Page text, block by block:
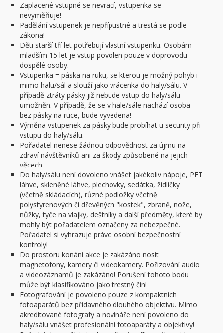
Zaplacené vstupné se nevrací, vstupenka se
nevyměňuje!
Padělání vstupenek je nepřípustné a trestá se podle
zákona!
Děti starší tří let potřebují vlastní vstupenku. Osobám
mladším 15 let je vstup povolen pouze v doprovodu
dospělé osoby.
Vstupenka = páska na ruku, se kterou je možný pohyb i
mimo halu/sál a slouží jako vrácenka do haly/sálu. V
případě ztráty pásky již nebude vstup do haly/sálu
umožněn. V případě, že se v hale/sále nachází osoba
bez pásky na ruce, bude vyvedena!
Výměna vstupenek za pásky bude probíhat u security při
vstupu do haly/sálu.
Pořadatel nenese žádnou odpovědnost za újmu na
zdraví návštěvníků ani za škody způsobené na jejich
věcech.
Do haly/sálu není dovoleno vnášet jakékoliv nápoje, PET
láhve, skleněné láhve, plechovky, sedátka, židličky
(včetně skládacích), různé podložky včetně
polystyrenových či dřevěných "kostek", zbraně, nože,
nůžky, tyče na vlajky, deštníky a další předměty, které by
mohly být pořadatelem označeny za nebezpečné.
Pořadatel si vyhrazuje právo osobní bezpečnostní
kontroly!
Do prostoru konání akce je zakázáno nosit
magnetofony, kamery či videokamery. Pořizování audio
a videozáznamů je zakázáno! Porušení tohoto bodu
může být klasifikováno jako trestný čin!
Fotografování je povoleno pouze z kompaktních
fotoaparátů bez přídavného dlouhého objektivu. Mimo
akreditované fotografy a novináře není povoleno do
haly/sálu vnášet profesionální fotoaparáty a objektivy!